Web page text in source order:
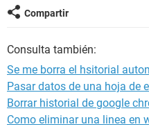
Compartir
Consulta también:
Se me borra el hsitorial
Pasar datos de una hoja de
Borrar historial de google
Como eliminar una linea en